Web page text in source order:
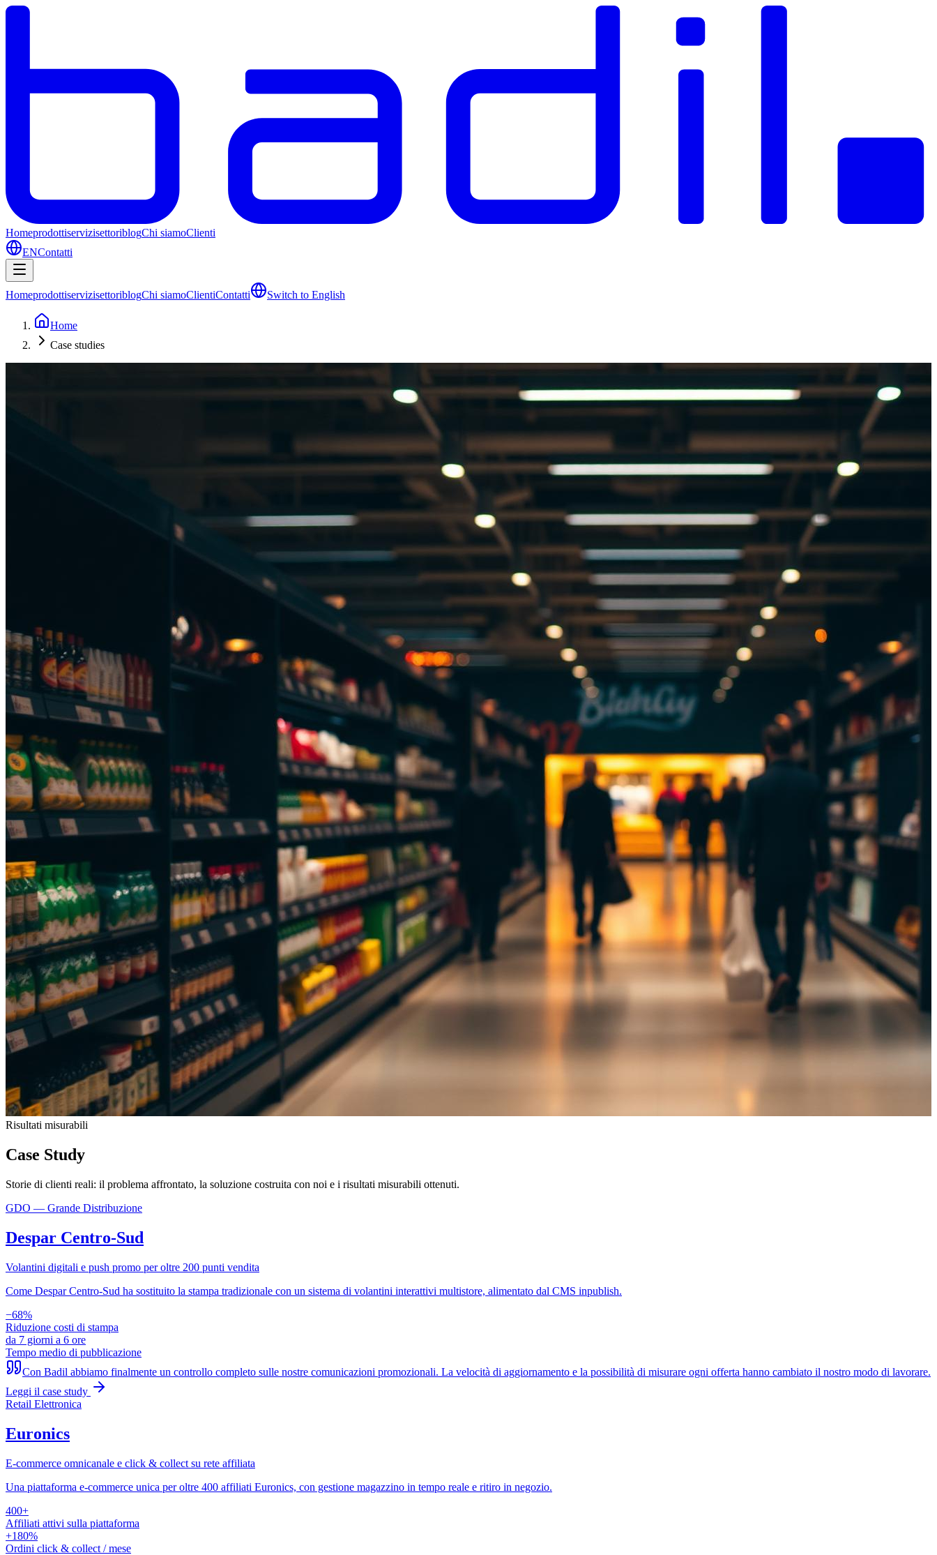
HomeprodottiservizisettoriblogChi siamoClienti
ENContatti
HomeprodottiservizisettoriblogChi siamoClientiContatti Switch to English
Home
Case studies
Risultati misurabili
Case Study
Storie di clienti reali: il problema affrontato, la soluzione costruita con noi e i risultati misurabili ottenuti.
GDO — Grande Distribuzione
Despar Centro-Sud
Volantini digitali e push promo per oltre 200 punti vendita
Come Despar Centro-Sud ha sostituito la stampa tradizionale con un sistema di volantini interattivi multistore, alimentato dal CMS inpublish.
−68%
Riduzione costi di stampa
da 7 giorni a 6 ore
Tempo medio di pubblicazione
Con Badil abbiamo finalmente un controllo completo sulle nostre comunicazioni promozionali. La velocità di aggiornamento e la possibilità di misurare ogni offerta hanno cambiato il nostro modo di lavorare.
Leggi il case study
Retail Elettronica
Euronics
E-commerce omnicanale e click & collect su rete affiliata
Una piattaforma e-commerce unica per oltre 400 affiliati Euronics, con gestione magazzino in tempo reale e ritiro in negozio.
400+
Affiliati attivi sulla piattaforma
+180%
Ordini click & collect / mese